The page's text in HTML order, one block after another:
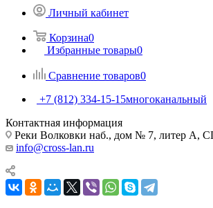
Личный кабинет
Корзина0
Избранные товары0
Сравнение товаров0
+7 (812) 334-15-15многоканальный
Контактная информация
Реки Волковки наб., дом № 7, литер А,
info@cross-lan.ru